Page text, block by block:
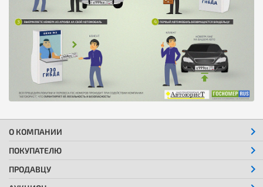
О КОМПАНИИ
ПОКУПАТЕЛЮ
ПРОДАВЦУ